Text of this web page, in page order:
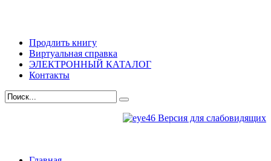
Продлить книгу
Виртуальная справка
ЭЛЕКТРОННЫЙ КАТАЛОГ
Контакты
Версия для слабовидящих